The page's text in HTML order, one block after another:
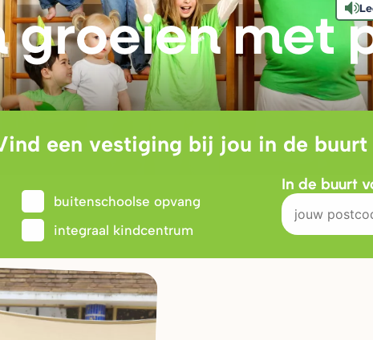
groeien met
een vestiging bij jou in de buurt
buitenschoolse opvang
integraal kindcentrum
In de buurt